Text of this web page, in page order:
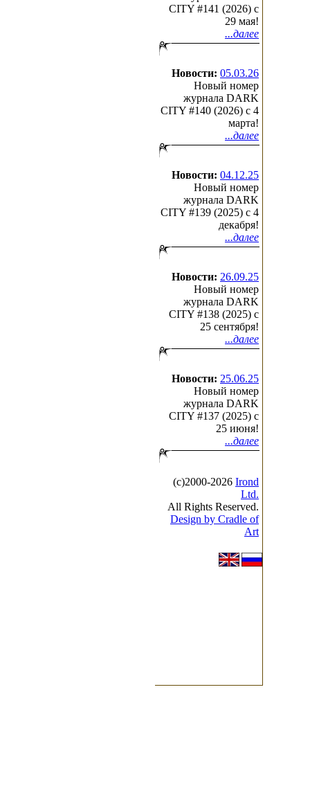
CITY #141 (2026) c
29 мая!
...далее
Новости: 05.03.26
Новый номер
журнала DARK
CITY #140 (2026) c 4
марта!
...далее
Новости: 04.12.25
Новый номер
журнала DARK
CITY #139 (2025) c 4
декабря!
...далее
Новости: 26.09.25
Новый номер
журнала DARK
CITY #138 (2025) c
25 сентября!
...далее
Новости: 25.06.25
Новый номер
журнала DARK
CITY #137 (2025) c
25 июня!
...далее
(с)2000-2026 Irond
Ltd.
All Rights Reserved.
Design by Cradle of
Art